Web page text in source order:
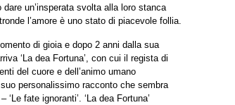
un’insperata svolta alla loro stanca
l’amore è uno stato di piacevole follia.
di gioia e dopo 2 anni dalla sua
‘La dea Fortuna’, con cui il regista di
del cuore e dell’animo umano
personalissimo racconto che sembra
fate ignoranti’. ‘La dea Fortuna’